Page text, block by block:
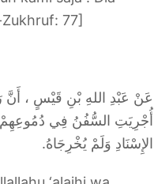
77]
عَنْ عَبْدِ اللهِ بْنِ قَيْسٍ ، أَنَّ
أُجْرِيَتِ السُّفُنُ فِي دُمُوعِهِمْ
الإِسْنَادِ وَلَمْ يُخْرِجَاهُ.